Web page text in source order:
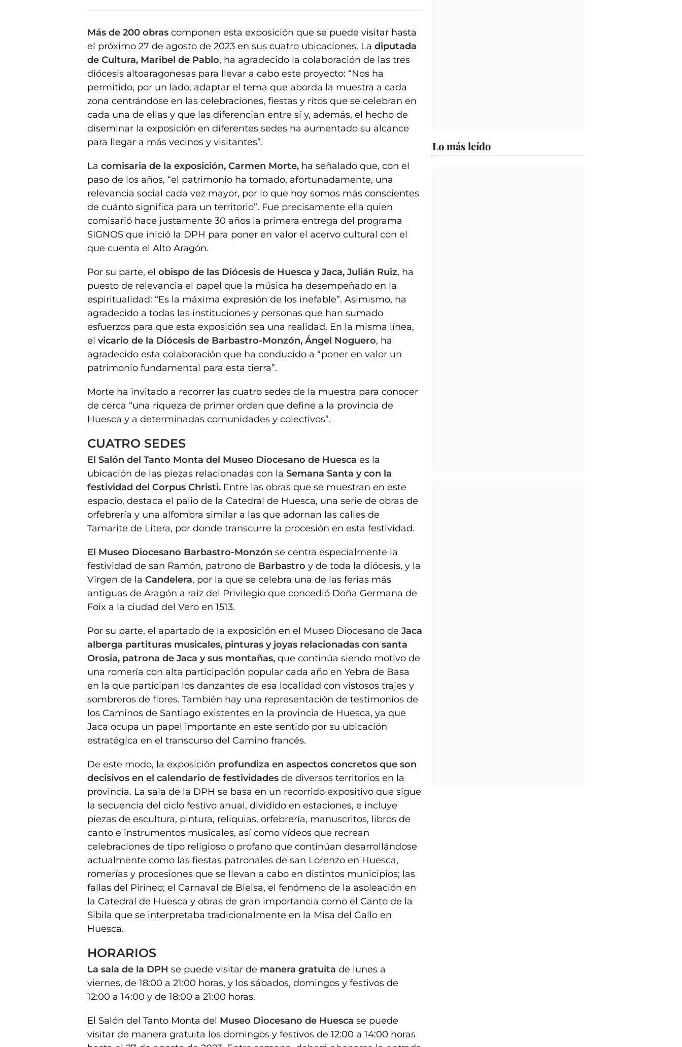
Más de 200 obras componen esta exposición que se puede visitar hasta
el próximo 27 de agosto de 2023 en sus cuatro ubicaciones. La diputada
de Cultura, Maribel de Pablo, ha agradecido la colaboración de las tres
diócesis altoaragonesas para llevar a cabo este proyecto: “Nos ha
permitido, por un lado, adaptar el tema que aborda la muestra a cada
zona centrándose en las celebraciones, fiestas y ritos que se celebran en
cada una de ellas y que las diferencian entre sí y, además, el hecho de
diseminar la exposición en diferentes sedes ha aumentado su alcance
para llegar a más vecinos y visitantes”.
La comisaria de la exposición, Carmen Morte, ha señalado que, con el
paso de los años, “el patrimonio ha tomado, afortunadamente, una
relevancia social cada vez mayor, por lo que hoy somos más conscientes
de cuánto significa para un territorio”. Fue precisamente ella quien
comisarió hace justamente 30 años la primera entrega del programa
SIGNOS que inició la DPH para poner en valor el acervo cultural con el
que cuenta el Alto Aragón.
Por su parte, el obispo de las Diócesis de Huesca y Jaca, Julián Ruiz, ha
puesto de relevancia el papel que la música ha desempeñado en la
espiritualidad: “Es la máxima expresión de los inefable”. Asimismo, ha
agradecido a todas las instituciones y personas que han sumado
esfuerzos para que esta exposición sea una realidad. En la misma línea,
el vicario de la Diócesis de Barbastro-Monzón, Ángel Noguero, ha
agradecido esta colaboración que ha conducido a “poner en valor un
patrimonio fundamental para esta tierra”.
Morte ha invitado a recorrer las cuatro sedes de la muestra para conocer
de cerca “una riqueza de primer orden que define a la provincia de
Huesca y a determinadas comunidades y colectivos”.
CUATRO SEDES
El Salón del Tanto Monta del Museo Diocesano de Huesca es la
ubicación de las piezas relacionadas con la Semana Santa y con la
festividad del Corpus Christi. Entre las obras que se muestran en este
espacio, destaca el palio de la Catedral de Huesca, una serie de obras de
orfebrería y una alfombra similar a las que adornan las calles de
Tamarite de Litera, por donde transcurre la procesión en esta festividad.
El Museo Diocesano Barbastro-Monzón se centra especialmente la
festividad de san Ramón, patrono de Barbastro y de toda la diócesis, y la
Virgen de la Candelera, por la que se celebra una de las ferias más
antiguas de Aragón a raíz del Privilegio que concedió Doña Germana de
Foix a la ciudad del Vero en 1513.
Por su parte, el apartado de la exposición en el Museo Diocesano de Jaca
alberga partituras musicales, pinturas y joyas relacionadas con santa
Orosia, patrona de Jaca y sus montañas, que continúa siendo motivo de
una romería con alta participación popular cada año en Yebra de Basa
en la que participan los danzantes de esa localidad con vistosos trajes y
sombreros de flores. También hay una representación de testimonios de
los Caminos de Santiago existentes en la provincia de Huesca, ya que
Jaca ocupa un papel importante en este sentido por su ubicación
estratégica en el transcurso del Camino francés.
De este modo, la exposición profundiza en aspectos concretos que son
decisivos en el calendario de festividades de diversos territorios en la
provincia. La sala de la DPH se basa en un recorrido expositivo que sigue
la secuencia del ciclo festivo anual, dividido en estaciones, e incluye
piezas de escultura, pintura, reliquias, orfebrería, manuscritos, libros de
canto e instrumentos musicales, así como vídeos que recrean
celebraciones de tipo religioso o profano que continúan desarrollándose
actualmente como las fiestas patronales de san Lorenzo en Huesca,
romerías y procesiones que se llevan a cabo en distintos municipios; las
fallas del Pirineo; el Carnaval de Bielsa, el fenómeno de la asoleación en
la Catedral de Huesca y obras de gran importancia como el Canto de la
Sibila que se interpretaba tradicionalmente en la Misa del Gallo en
Huesca.
HORARIOS
La sala de la DPH se puede visitar de manera gratuita de lunes a
viernes, de 18:00 a 21:00 horas, y los sábados, domingos y festivos de
12:00 a 14:00 y de 18:00 a 21:00 horas.
El Salón del Tanto Monta del Museo Diocesano de Huesca se puede
visitar de manera gratuita los domingos y festivos de 12:00 a 14:00 horas
Lo más leído